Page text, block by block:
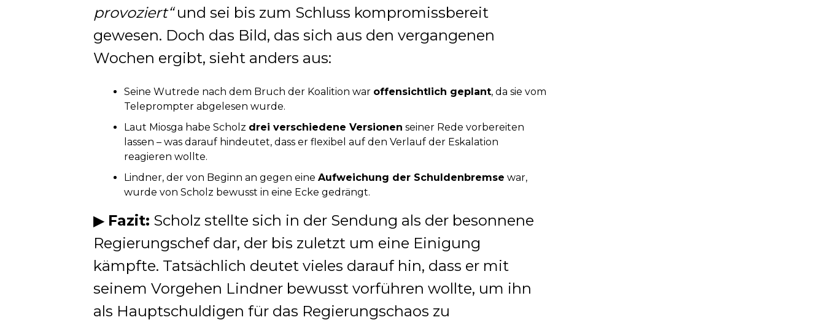
provoziert“und sei bis zum Schluss kompromissbereit
gewesen. Doch das Bild, das sich aus den vergangenen
Wochen ergibt, sieht anders aus:
Seine Wutrede nach dem Bruch der Koalition war offensichtlich geplant, da sie vom
Teleprompter abgelesen wurde.
Laut Miosga habe Scholz drei verschiedene Versionen seiner Rede vorbereiten
lassen – was darauf hindeutet, dass er flexibel auf den Verlauf der Eskalation
reagieren wollte.
Lindner, der von Beginn an gegen eine Aufweichung der Schuldenbremse war,
wurde von Scholz bewusst in eine Ecke gedrängt.
▶ Fazit: Scholz stellte sich in der Sendung als der besonnene
Regierungschef dar, der bis zuletzt um eine Einigung
kämpfte. Tatsächlich deutet vieles darauf hin, dass er mit
seinem Vorgehen Lindner bewusst vorführen wollte, um ihn
als Hauptschuldigen für das Regierungschaos zu